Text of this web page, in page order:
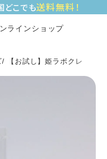
どこでも送料無料！
ラインショップ
【お試し】姫ラボクレンジ